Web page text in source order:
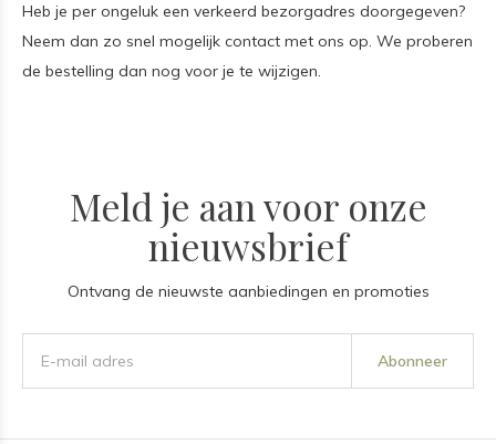
Heb je per ongeluk een verkeerd bezorgadres doorgegeven?
Neem dan zo snel mogelijk contact met ons op. We proberen
de bestelling dan nog voor je te wijzigen.
Meld je aan voor onze
nieuwsbrief
Ontvang de nieuwste aanbiedingen en promoties
Abonneer